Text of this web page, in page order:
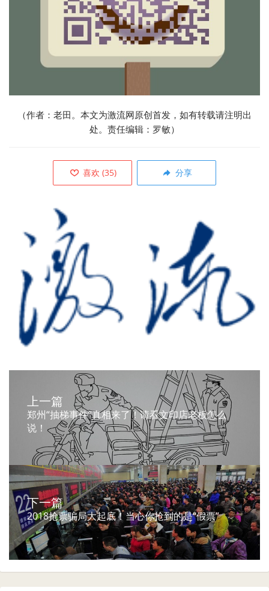
（作者：老田。本文为激流网原创首发，如有转载请注明出
处。责任编辑：罗敏）
喜欢 (35) 分享
上一篇
郑州“抽梯事件”真相来了！请看文印店老板怎么
说！
下一篇
2018抢票骗局大起底！当心你抢到的是“假票”